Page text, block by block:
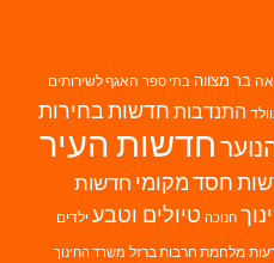
בר מצווה בתי ספר האגף לשירותים
התנדבות חדשות בחירות
חדשות העיר
חסד מקומי חדשות
חנוכה טיולים וטבע ילדים
מלחמת חרבות ברזל משרד החינוך